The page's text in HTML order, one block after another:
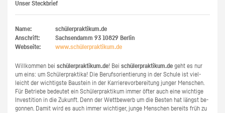
Unser Steckbrief
Name:
schülerpraktikum.de
Anschrift:
Sachsendamm 93 10829 Berlin
Webseite:
www.​schüler​prak​tiku​m.​de
Will­kom­men bei schü­ler­prak­ti­kum.de! Bei schü­ler­prak­ti­kum.de geht es nur
um eins: um Schü­ler­prak­ti­ka! Die Be­rufs­ori­en­tie­rung in der Schu­le ist viel­
leicht der wich­tigs­te Bau­stein in der Kar­rie­re­vor­be­rei­tung jun­ger Men­schen.
Für Be­trie­be be­deu­tet ein Schü­ler­prak­ti­kum immer öfter auch eine wich­ti­ge
In­ves­ti­ti­on in die Zu­kunft. Denn der Wett­be­werb um die Bes­ten hat längst be­
gon­nen. Damit wird es auch immer wich­ti­ger, junge Men­schen be­reits früh zu